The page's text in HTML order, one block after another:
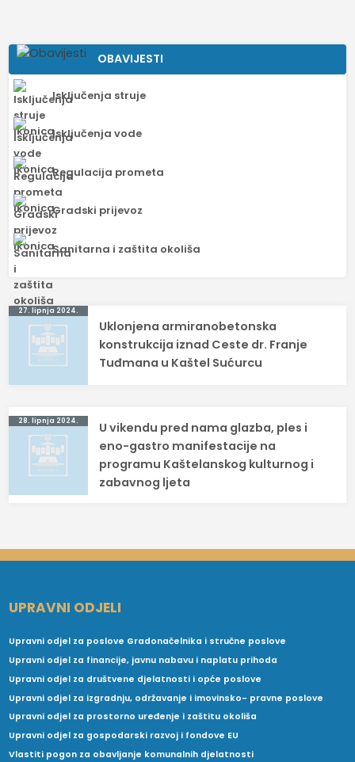
OBAVIJESTI
Isključenja struje
Isključenja vode
Regulacija prometa
Gradski prijevoz
Sanitarna i zaštita okoliša
Navigacija
objava
27. lipnja 2024.
Uklonjena armiranobetonska
konstrukcija iznad Ceste dr. Franje
Tuđmana u Kaštel Sućurcu
28. lipnja 2024.
U vikendu pred nama glazba, ples i
eno-gastro manifestacije na
programu Kaštelanskog kulturnog i
zabavnog ljeta
UPRAVNI ODJELI
Upravni odjel za poslove Gradonačelnika i stručne poslove
Upravni odjel za financije, javnu nabavu i naplatu prihoda
Upravni odjel za društvene djelatnosti i opće poslove
Upravni odjel za izgradnju, održavanje i imovinsko- pravne poslove
Upravni odjel za prostorno uređenje i zaštitu okoliša
Upravni odjel za gospodarski razvoj i fondove EU
Vlastiti pogon za obavljanje komunalnih djelatnosti